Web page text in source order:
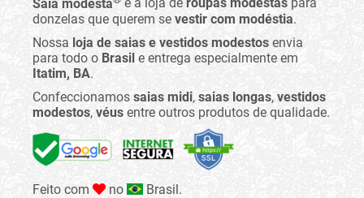
Saia modesta é a loja de roupas modestas para
donzelas que querem se vestir com modéstia.
Nossa loja de saias e vestidos modestos envia
para todo o Brasil e entrega especialmente em
Itatim, BA.
Confeccionamos saias midi, saias longas, vestidos
modestos, véus entre outros produtos de qualidade.
Feito com no
Brasil.